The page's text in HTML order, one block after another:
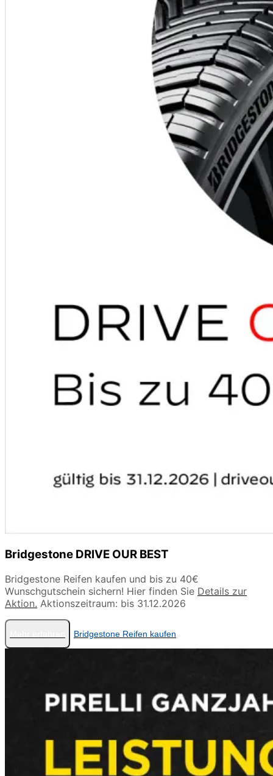
Bridgestone DRIVE OUR BEST
Bridgestone Reifen kaufen und bis zu 40€
Wunschgutschein sichern! Hier finden Sie Details zur
Aktion. Aktionszeitraum: bis 31.12.2026
Bridgestone Reifen kaufen